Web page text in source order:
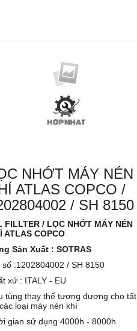
NHỚT MÁY NÉN
ATLAS COPCO /
/ SH 8150
FILLTER / LỌC NHỚT MÁY NÉN
ATLAS COPCO
Sản Xuất : SOTRAS
số :1202804002 / SH 8150
xứ : ITALY - EU
tùng thay thế tương đương cho tất
loại máy nén khí
gian sử dụng 4000h - 8000h